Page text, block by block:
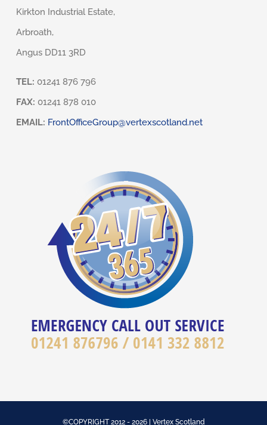
Kirkton Industrial Estate,
Arbroath,
Angus DD11 3RD
TEL: 01241 876 796
FAX: 01241 878 010
EMAIL: FrontOfficeGroup@vertexscotland.net
©COPYRIGHT 2012 - 2026 | Vertex Scotland